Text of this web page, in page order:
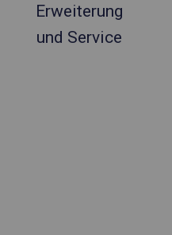
Erweiterung
und Service